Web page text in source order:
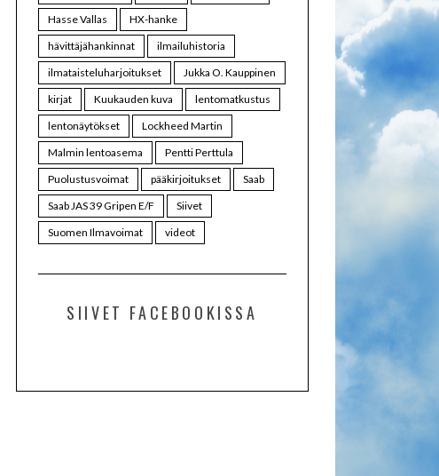
Hasse Vallas
HX-hanke
hävittäjähankinnat
ilmailuhistoria
ilmataisteluharjoitukset
Jukka O. Kauppinen
kirjat
Kuukauden kuva
lentomatkustus
lentonäytökset
Lockheed Martin
Malmin lentoasema
Pentti Perttula
Puolustusvoimat
pääkirjoitukset
Saab
Saab JAS 39 Gripen E/F
Siivet
Suomen Ilmavoimat
videot
SIIVET FACEBOOKISSA